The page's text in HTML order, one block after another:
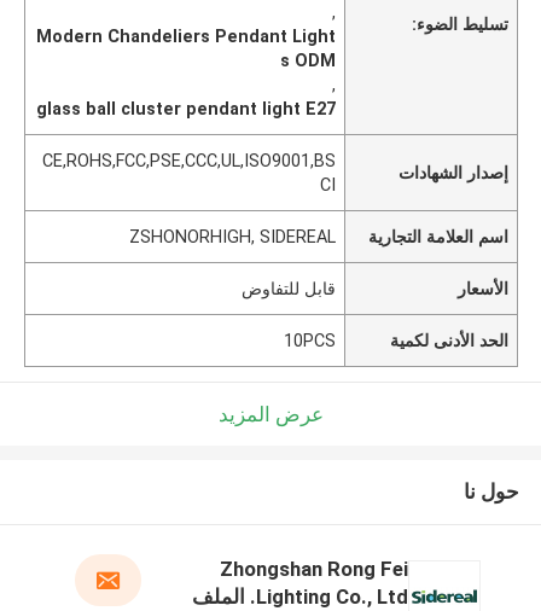
تسليط الضوء:
,
Modern Chandeliers Pendant Light
s ODM
,
glass ball cluster pendant light E27
إصدار الشهادات
CE,ROHS,FCC,PSE,CCC,UL,ISO9001,BS
CI
اسم العلامة التجارية ZSHONORHIGH, SIDEREAL
الأسعار قابل للتفاوض
الحد الأدنى لكمية 10PCS
عرض المزيد
حول نا
Zhongshan Rong Fei
Lighting Co., Ltd. الملف